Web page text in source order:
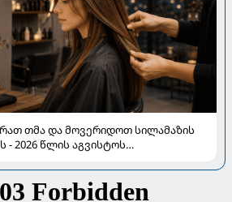
თმა და მოვერიდოთ სილამაზის
- 2026 წლის აგვისტოს